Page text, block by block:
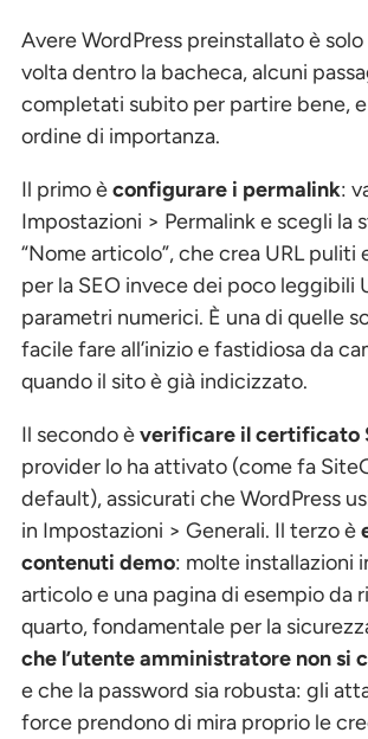
Avere WordPress preinstallato è solo
volta dentro la bacheca, alcuni
completati subito per partire bene,
ordine di importanza.
Il primo èconfigurare i permalink:
Impostazioni > Permalink e scegli la
“Nome articolo”, che crea URL puliti
per la SEO invece dei poco leggibili
parametri numerici. È una di quelle
facile fare all’inizio e fastidiosa da
quando il sito è già indicizzato.
Il secondo èverificare il certificato
provider lo ha attivato (come fa
default), assicurati che WordPress usi
in Impostazioni > Generali. Il terzo è
contenuti demo: molte installazioni
articolo e una pagina di esempio da
quarto, fondamentale per la
che l’utente amministratore non si
e che la password sia robusta: gli
force prendono di mira proprio le